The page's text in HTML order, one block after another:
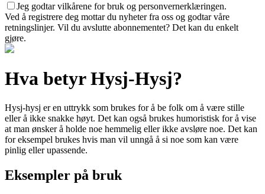
Jeg godtar vilkårene for bruk og personvernerklæringen.
Ved å registrere deg mottar du nyheter fra oss og godtar våre
retningslinjer. Vil du avslutte abonnementet? Det kan du enkelt
gjøre.
Hva betyr Hysj-Hysj?
Hysj-hysj er en uttrykk som brukes for å be folk om å være stille
eller å ikke snakke høyt. Det kan også brukes humoristisk for å vise
at man ønsker å holde noe hemmelig eller ikke avsløre noe. Det kan
for eksempel brukes hvis man vil unngå å si noe som kan være
pinlig eller upassende.
Eksempler på bruk